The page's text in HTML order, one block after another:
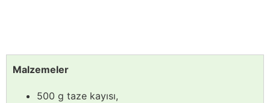
Malzemeler
500 g taze kayısı,